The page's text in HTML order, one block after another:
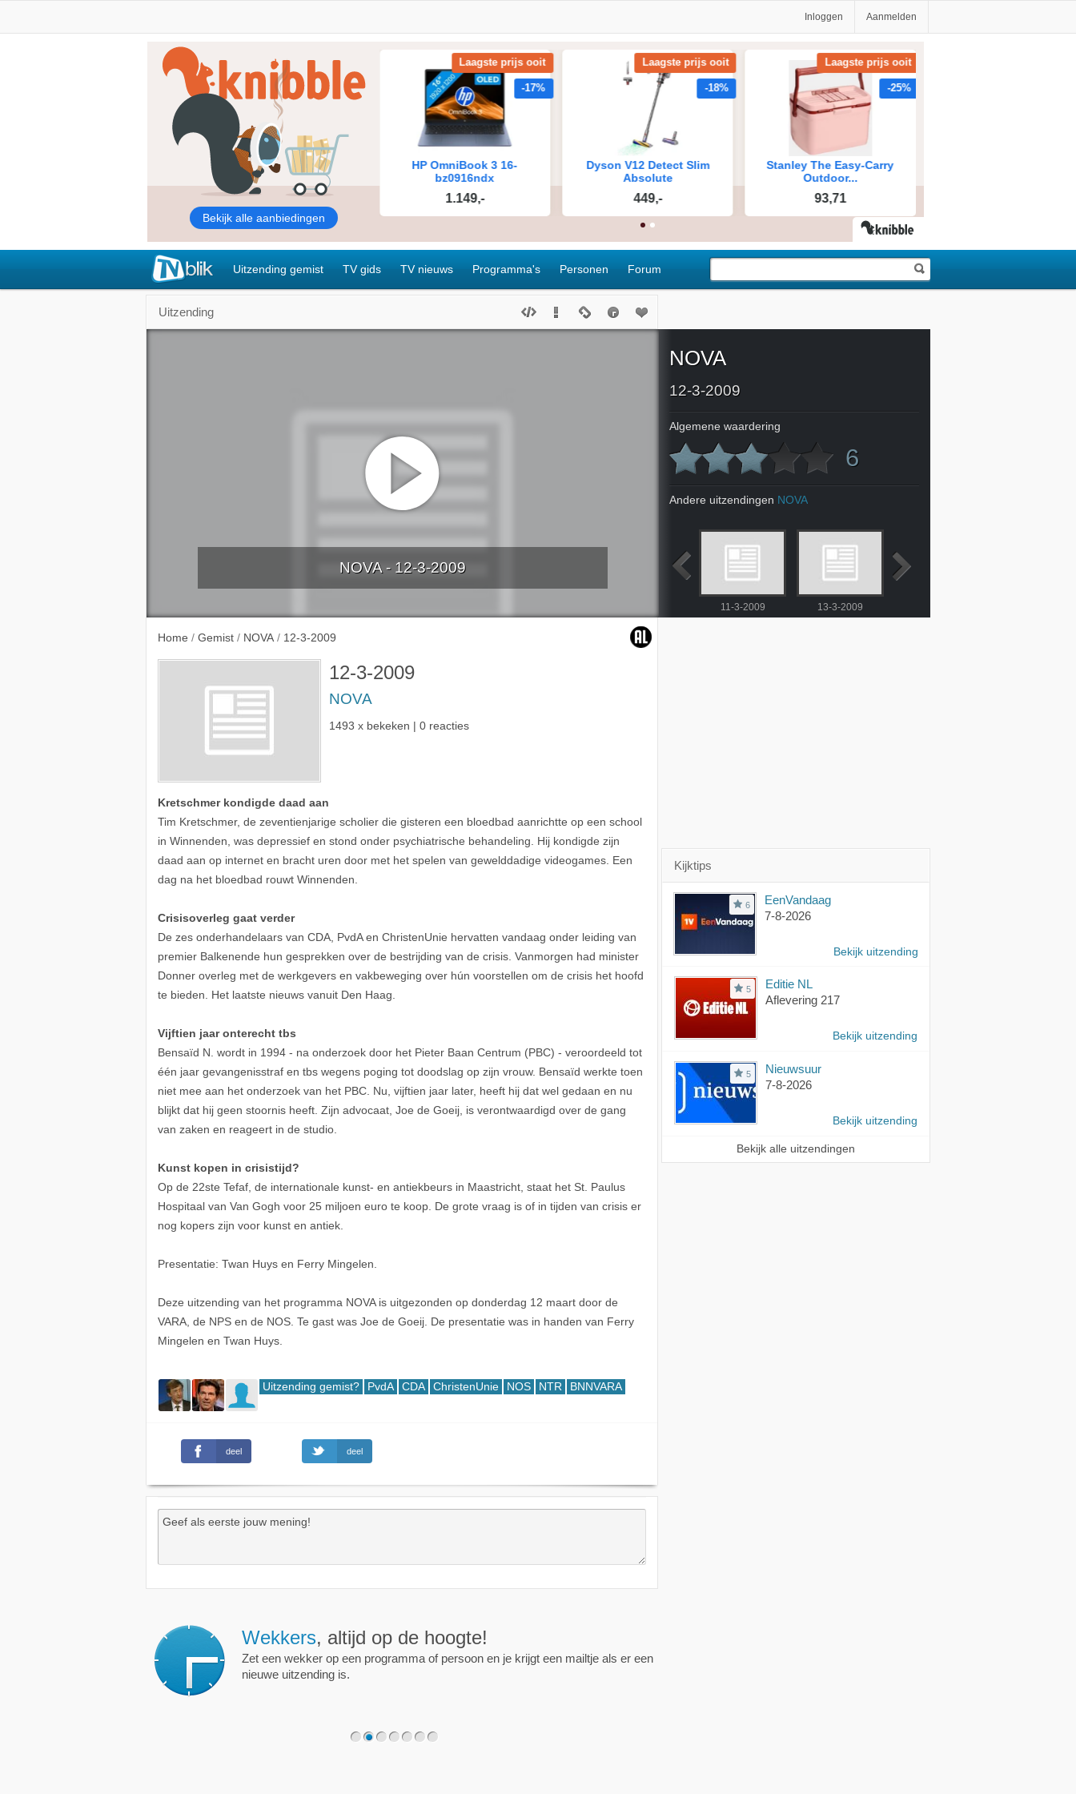
Inloggen Aanmelden
Uitzending gemist TV gids TV nieuws Programma's Personen Forum
Uitzending
NOVA - 12-3-2009
Home / Gemist / NOVA / 12-3-2009
12-3-2009
NOVA
1493 x bekeken | 0 reacties
Kretschmer kondigde daad aan
Tim Kretschmer, de zeventienjarige scholier die gisteren een bloedbad aanrichtte op een school
in Winnenden, was depressief en stond onder psychiatrische behandeling. Hij kondigde zijn
daad aan op internet en bracht uren door met het spelen van gewelddadige videogames. Een
dag na het bloedbad rouwt Winnenden.
Crisisoverleg gaat verder
De zes onderhandelaars van CDA, PvdA en ChristenUnie hervatten vandaag onder leiding van
premier Balkenende hun gesprekken over de bestrijding van de crisis. Vanmorgen had minister
Donner overleg met de werkgevers en vakbeweging over hún voorstellen om de crisis het hoofd
te bieden. Het laatste nieuws vanuit Den Haag.
Vijftien jaar onterecht tbs
Bensaïd N. wordt in 1994 - na onderzoek door het Pieter Baan Centrum (PBC) - veroordeeld tot
één jaar gevangenisstraf en tbs wegens poging tot doodslag op zijn vrouw. Bensaïd werkte toen
niet mee aan het onderzoek van het PBC. Nu, vijftien jaar later, heeft hij dat wel gedaan en nu
blijkt dat hij geen stoornis heeft. Zijn advocaat, Joe de Goeij, is verontwaardigd over de gang
van zaken en reageert in de studio.
Kunst kopen in crisistijd?
Op de 22ste Tefaf, de internationale kunst- en antiekbeurs in Maastricht, staat het St. Paulus
Hospitaal van Van Gogh voor 25 miljoen euro te koop. De grote vraag is of in tijden van crisis er
nog kopers zijn voor kunst en antiek.
Presentatie: Twan Huys en Ferry Mingelen.
Deze uitzending van het programma NOVA is uitgezonden op donderdag 12 maart door de
VARA, de NPS en de NOS. Te gast was Joe de Goeij. De presentatie was in handen van Ferry
Mingelen en Twan Huys.
Uitzending gemist? PvdA CDA ChristenUnie NOS NTR BNNVARA
deel deel
NOVA
12-3-2009
Algemene waardering
6
Andere uitzendingen NOVA
11-3-2009 13-3-2009
Kijktips
6
EenVandaag
7-8-2026
Bekijk uitzending
5
Editie NL
Aflevering 217
Bekijk uitzending
5
Nieuwsuur
7-8-2026
Bekijk uitzending
Bekijk alle uitzendingen
Wekkers, altijd op de hoogte!
Zet een wekker op een programma of persoon en je krijgt een mailtje als er een
nieuwe uitzending is.